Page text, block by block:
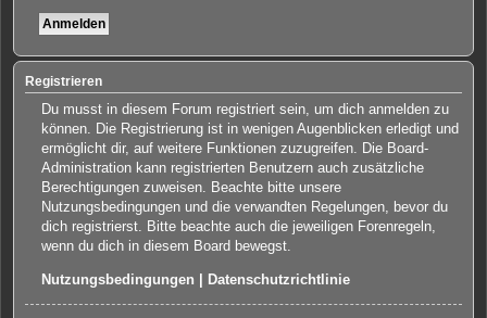
Registrieren
Du musst in diesem Forum registriert sein, um dich anmelden zu
können. Die Registrierung ist in wenigen Augenblicken erledigt und
ermöglicht dir, auf weitere Funktionen zuzugreifen. Die Board-
Administration kann registrierten Benutzern auch zusätzliche
Berechtigungen zuweisen. Beachte bitte unsere
Nutzungsbedingungen und die verwandten Regelungen, bevor du
dich registrierst. Bitte beachte auch die jeweiligen Forenregeln,
wenn du dich in diesem Board bewegst.
Nutzungsbedingungen Datenschutzrichtlinie